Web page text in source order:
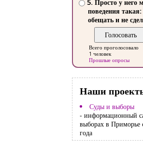
5. Просто у него
поведения такая:
обещать и не
Всего проголосовало
1 человек
Прошлые опросы
Наши
Суды и выборы
- информационный
выборах в Приморье
года